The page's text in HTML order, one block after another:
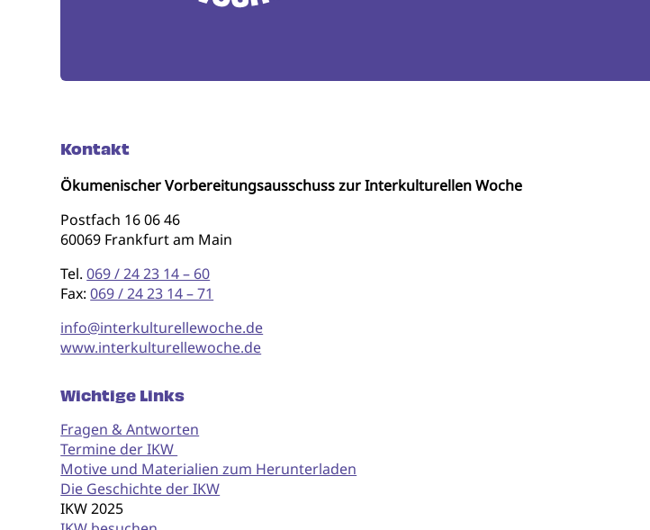
Kontakt
Ökumenischer Vorbereitungsausschuss zur Interkulturellen Woche
Postfach 16 06 46
60069 Frankfurt am Main
Tel.069 / 24 23 14 – 60
Fax:069 / 24 23 14 – 71
info@interkulturellewoche.de
www.interkulturellewoche.de
Wichtige Links
Fragen & Antworten
Termine der IKW
Motive und Materialien zum Herunterladen
Die Geschichte der IKW
IKW 2025